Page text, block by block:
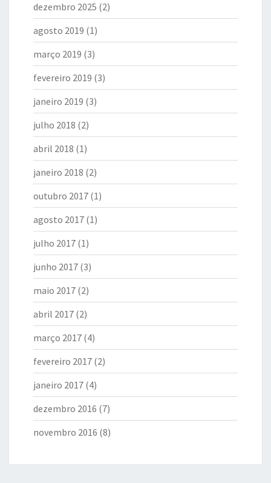
dezembro 2025 (2)
agosto 2019 (1)
março 2019 (3)
fevereiro 2019 (3)
janeiro 2019 (3)
julho 2018 (2)
abril 2018 (1)
janeiro 2018 (2)
outubro 2017 (1)
agosto 2017 (1)
julho 2017 (1)
junho 2017 (3)
maio 2017 (2)
abril 2017 (2)
março 2017 (4)
fevereiro 2017 (2)
janeiro 2017 (4)
dezembro 2016 (7)
novembro 2016 (8)